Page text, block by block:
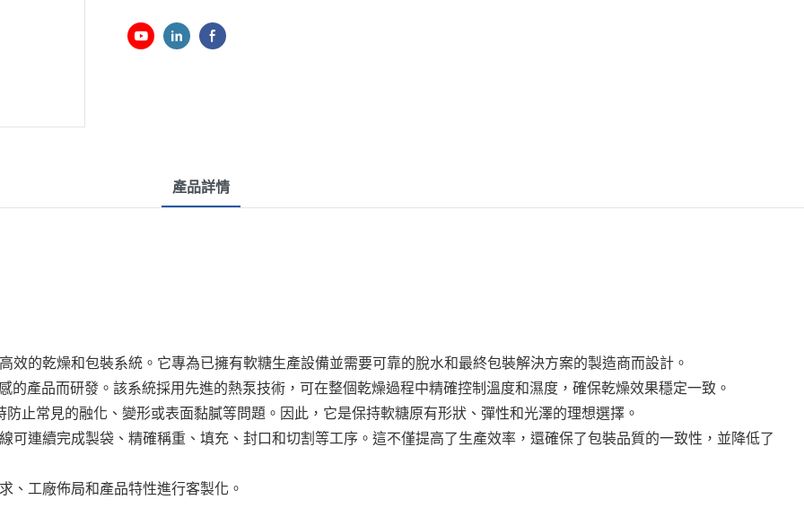
產品詳情
的乾燥和包裝系統。它專為已擁有軟糖生產設備並需要可靠的脫水和最終包裝解決方案的製造商而設計。
產品而研發。該系統採用先進的熱泵技術，可在整個乾燥過程中精確控制溫度和濕度，確保乾燥效果穩定一致。
止常見的融化、變形或表面黏膩等問題。因此，它是保持軟糖原有形狀、彈性和光澤的理想選擇。
可連續完成製袋、精確稱重、填充、封口和切割等工序。這不僅提高了生產效率，還確保了包裝品質的一致性，並降低了
、工廠佈局和產品特性進行客製化。